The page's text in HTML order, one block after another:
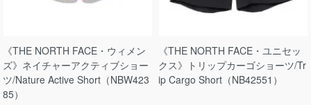
《THE NORTH FACE・ウィメン
ズ》ネイチャーアクティブショー
ツ/Nature Active Short（NBW423
85）
《THE NORTH FACE・ユニセッ
クス》トリップカーゴショーツ/Tr
ip Cargo Short（NB42551）